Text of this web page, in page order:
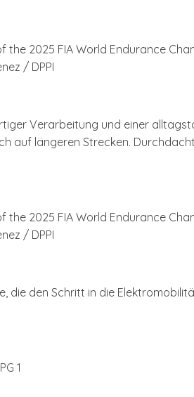
Verarbeitung und einer
auf längeren Strecken.
die den Schritt in die